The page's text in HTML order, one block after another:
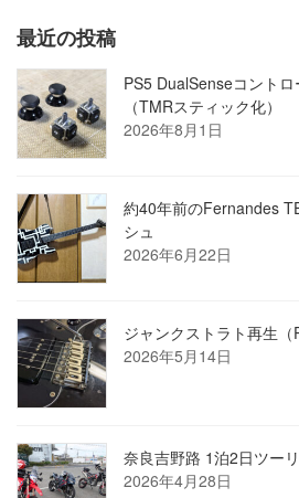
ー
ジ
送
り
最近の投稿
PS5 DualSenseコント
（TMRスティック化）
2026年8月1日
約40年前のFernandes
シュ
2026年6月22日
ジャンクストラト再生（
2026年5月14日
奈良吉野路 1泊2日ツー
2026年4月28日